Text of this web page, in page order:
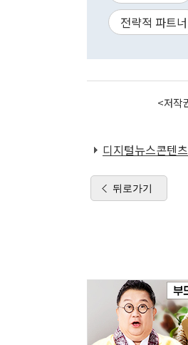
전략적 파트너
<저작
디지털뉴스콘텐
뒤로가기